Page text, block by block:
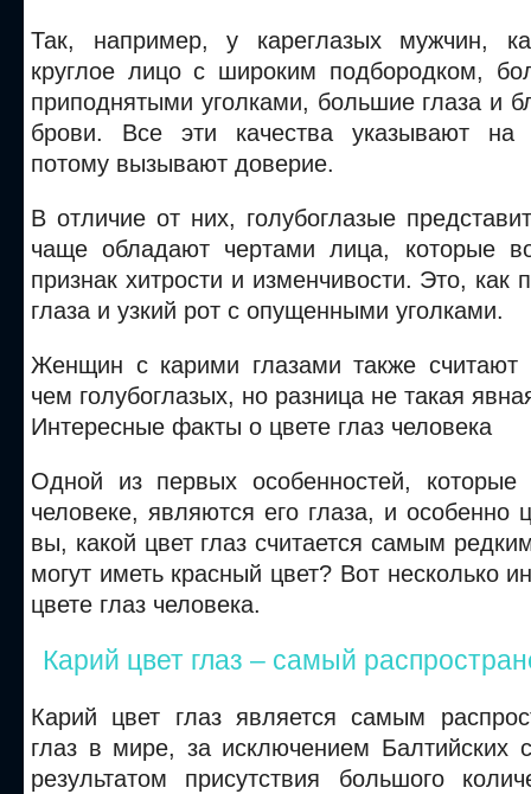
Так, например, у кареглазых мужчин,
круглое лицо с широким подбородком,
приподнятыми уголками, большие глаза и
брови. Все эти качества указывают на
потому вызывают доверие.
В отличие от них, голубоглазые
чаще обладают чертами лица, которые
признак хитрости и изменчивости. Это, как
глаза и узкий рот с опущенными уголками.
Женщин с карими глазами также
чем голубоглазых, но разница не такая
Интересные факты о цвете глаз человека
Одной из первых особенностей,
человеке, являются его глаза, и особенно
вы, какой цвет глаз считается самым
могут иметь красный цвет? Вот несколько
цвете глаз человека.
Карий цвет глаз – самый
Карий цвет глаз является самым
глаз в мире, за исключением Балтийских
результатом присутствия большого